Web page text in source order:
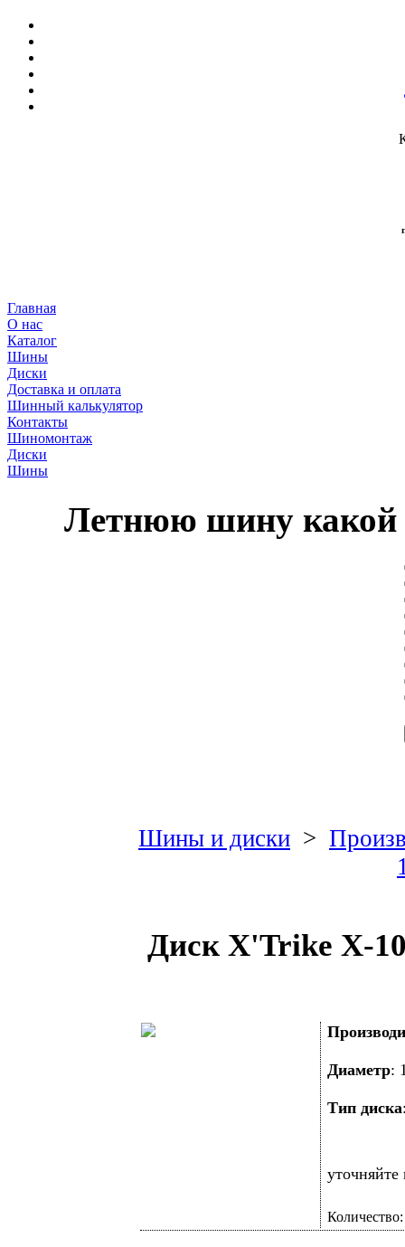
Главная
О нас
Каталог
Шины
Диски
Доставка и оплата
Шинный калькулятор
Контакты
Шиномонтаж
Диски
Шины
Летнюю шину какой
Шины и диски>
Диск X'Trike X-
Диаметр:
Тип диска